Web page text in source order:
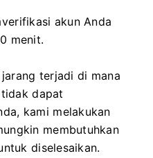
akun Anda
menit.
terjadi di mana
dapat
kami melakukan
membutuhkan
diselesaikan.